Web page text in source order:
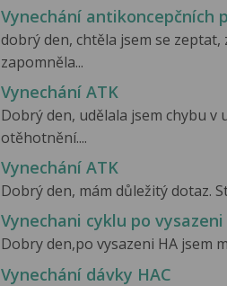
Vynechání antikoncepčních
dobrý den, chtěla jsem se
zapomněla...
Vynechání ATK
Dobrý den, udělala jsem chybu v
otěhotnění....
Vynechání ATK
Dobrý den, mám důležitý dotaz.
Vynechani cyklu po vysazeni
Dobry den,po vysazeni HA jsem
Vynechání dávky HAC